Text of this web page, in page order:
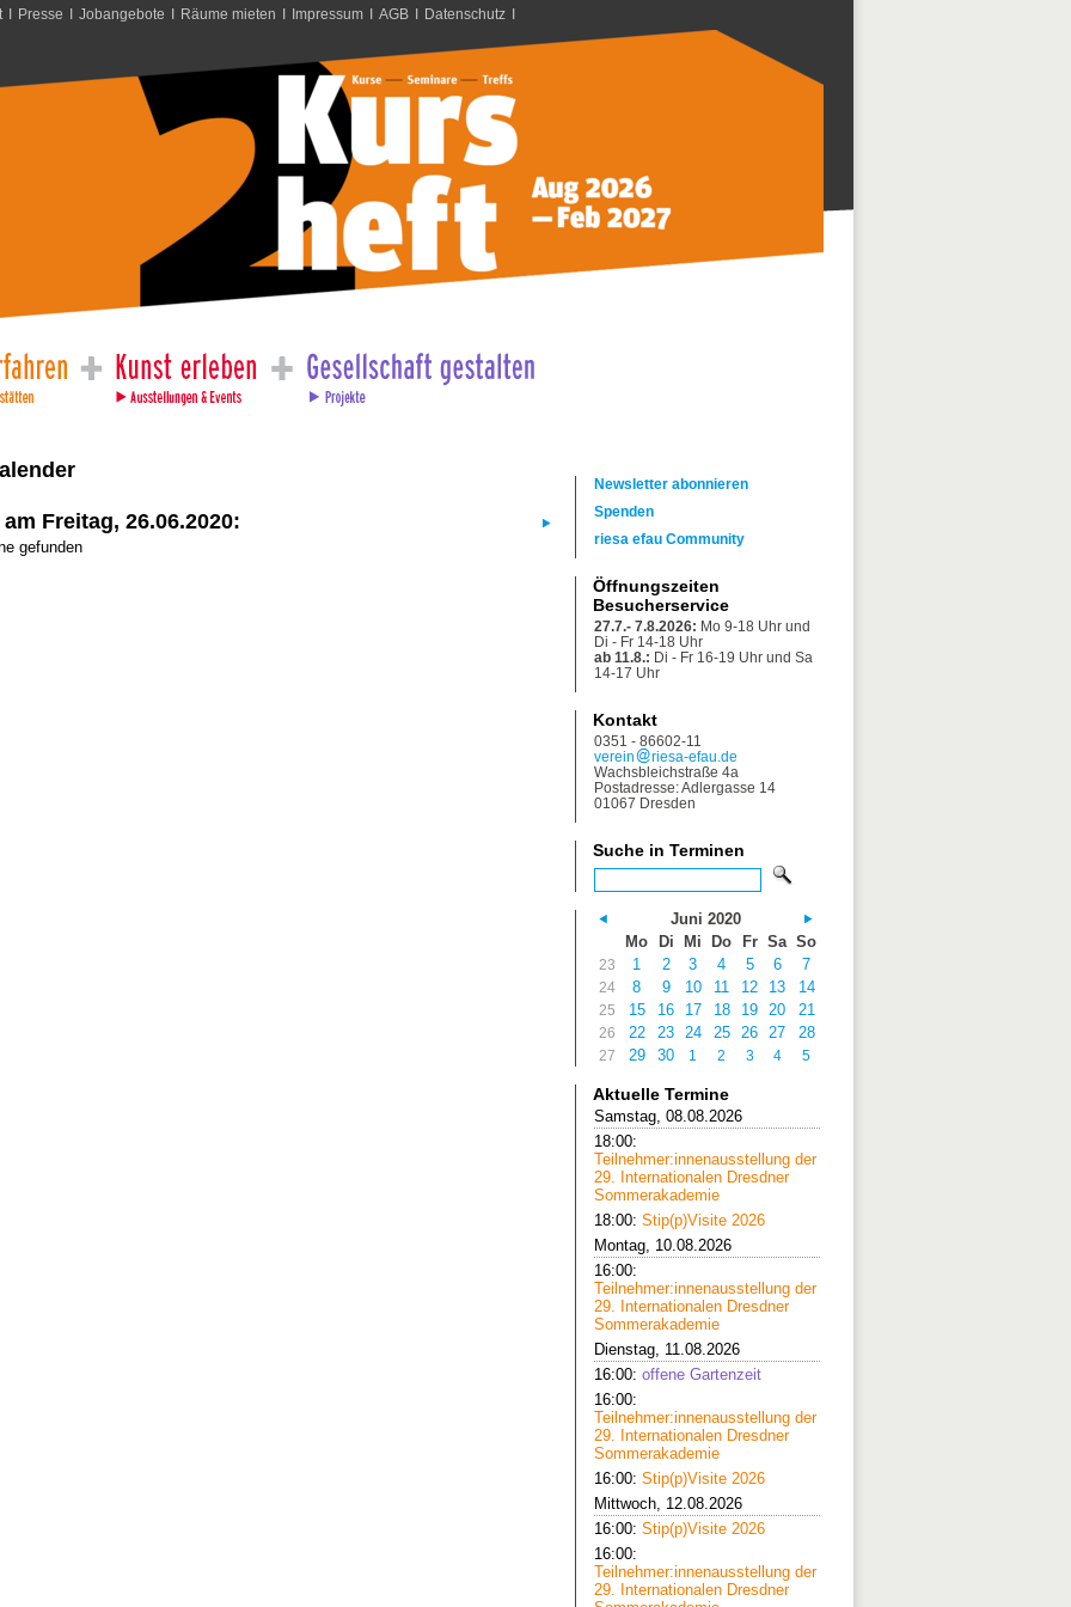
I Presse I Jobangebote I Räume mieten I Impressum I AGB I Datenschutz I
Freitag, 26.06.2020:
gefunden
Newsletter abonnieren
Spenden
riesa efau Community
Öffnungszeiten
Besucherservice
27.7.- 7.8.2026: Mo 9-18 Uhr und
Di - Fr 14-18 Uhr
ab 11.8.: Di - Fr 16-19 Uhr und Sa
14-17 Uhr
Kontakt
0351 - 86602-11
verein
riesa-efau.de
Wachsbleichstraße 4a
Postadresse: Adlergasse 14
01067 Dresden
Suche in Terminen
Juni 2020
Mo
Di Mi Do Fr Sa So
23 1 2 3 4 5 6 7
24 8 9 10 11 12 13 14
25 15 16 17 18 19 20 21
26 22 23 24 25 26 27 28
27 29 30 1 2 3 4 5
Aktuelle Termine
Samstag, 08.08.2026
18:00:
Teilnehmer:innenausstellung der
29. Internationalen Dresdner
Sommerakademie
18:00: Stip(p)Visite 2026
Montag, 10.08.2026
16:00:
Teilnehmer:innenausstellung der
29. Internationalen Dresdner
Sommerakademie
Dienstag, 11.08.2026
16:00: offene Gartenzeit
16:00:
Teilnehmer:innenausstellung der
29. Internationalen Dresdner
Sommerakademie
16:00: Stip(p)Visite 2026
Mittwoch, 12.08.2026
16:00: Stip(p)Visite 2026
16:00:
Teilnehmer:innenausstellung der
29. Internationalen Dresdner